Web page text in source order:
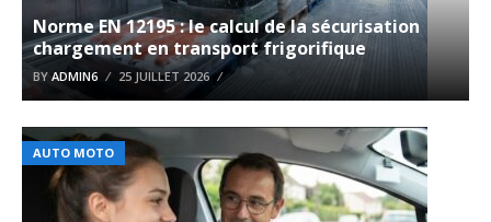
Norme EN 12195 : le calcul de la sécurisation
chargement en transport frigorifique
BY ADMIN6 25 JUILLET 2026
AUTO MOTO